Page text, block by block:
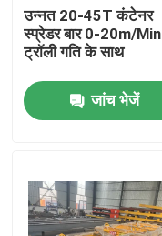
घर
वीडियो
उन्नत 20-45T कंटेनर
स्प्रेडर बार 0-20m/Min
ट्रॉली गति के साथ
जांच भेजें